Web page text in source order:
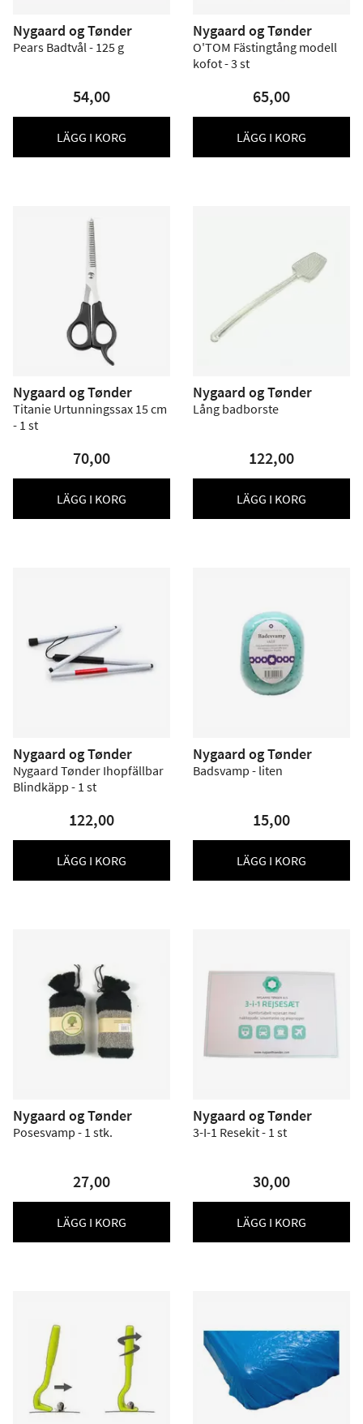
Nygaard og Tønder
Pears Badtvål - 125 g
54,00
LÄGG I KORG
Nygaard og Tønder
O'TOM Fästingtång modell
kofot - 3 st
65,00
LÄGG I KORG
Nygaard og Tønder
Titanie Urtunningssax 15 cm
- 1 st
70,00
LÄGG I KORG
Nygaard og Tønder
Lång badborste
122,00
LÄGG I KORG
Nygaard og Tønder
Nygaard Tønder Ihopfällbar
Blindkäpp - 1 st
122,00
LÄGG I KORG
Nygaard og Tønder
Badsvamp - liten
15,00
LÄGG I KORG
Nygaard og Tønder
Posesvamp - 1 stk.
27,00
LÄGG I KORG
Nygaard og Tønder
3-I-1 Resekit - 1 st
30,00
LÄGG I KORG